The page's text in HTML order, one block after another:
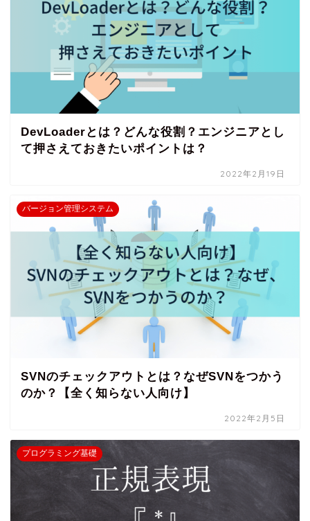
DevLoaderとは？どんな役割？エンジニアとし
て押さえておきたいポイントは？
2022年2月19日
バージョン管理システム
SVNのチェックアウトとは？なぜSVNをつかう
のか？【全く知らない人向け】
2022年2月5日
プログラミング基礎